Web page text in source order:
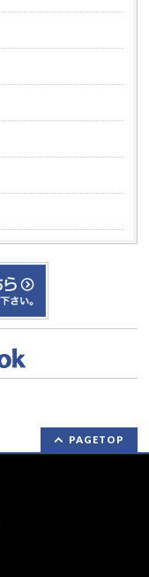
PAGETOP